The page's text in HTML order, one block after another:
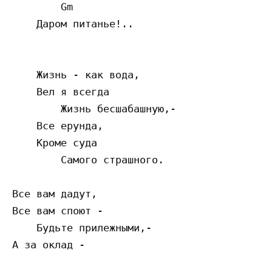
        Gm
    Даром питанье!..
    Жизнь - как вода,
    Вел я всегда
        Жизнь бесшабашную,-
    Все ерунда,
    Кроме суда
        Самого страшного.
Все вам дадут,
Все вам споют -
    Будьте прилежными,-
А за оклад -